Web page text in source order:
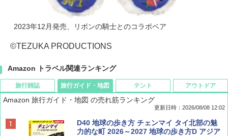
2023年12月発売、リボンの騎士とのコラボベア
©TEZUKA PRODUCTIONS
Amazon トラベル関連ランキング
旅行雑誌
BE-PAL(ビ-パル) 2026年 9 月号【特別付録:
SOTO ミニマル"旅"財布 ランダム2種】
旅行ガイド・地図
Amazon 旅行ガイド・地図 の売れ筋ランキング
更新日時：2026/08/08 12:02
D40 地球の歩き方 チェンマイ タイ北部の魅
力的な町 2026～2027 地球の歩き方D アジア
テント アウトドア